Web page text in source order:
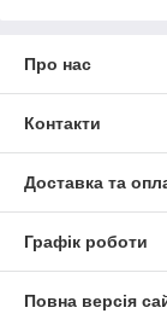
Про нас
Контакти
Доставка та
Графік роботи
Повна версія